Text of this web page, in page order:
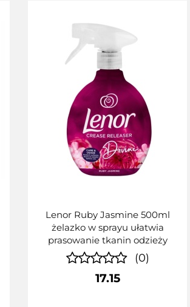
Lenor Ruby Jasmine 500ml
żelazko w sprayu ułatwia
prasowanie tkanin odzieży
(0)
17.15